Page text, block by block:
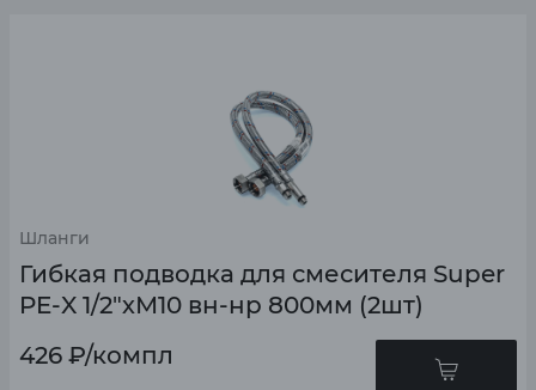
Шланги
Гибкая подводка для смесителя Super
PE-X 1/2"хМ10 вн-нр 800мм (2шт)
426 ₽/компл